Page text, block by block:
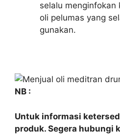
selalu menginfokan
oli pelumas yang
gunakan.
NB :
Untuk informasi
produk. Segera hubungi